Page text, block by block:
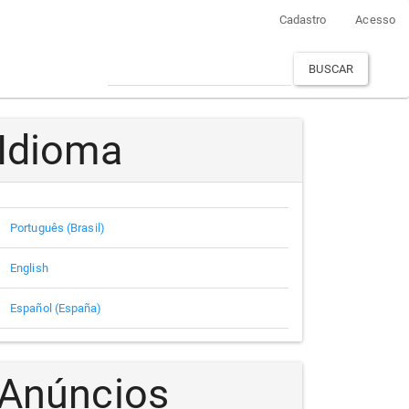
Cadastro Acesso
BUSCAR
Idioma
Português (Brasil)
English
Español (España)